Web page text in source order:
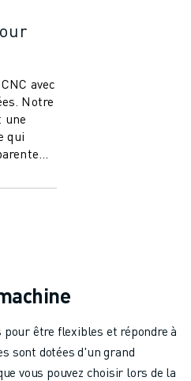
avec
Notre
une
qui
être flexibles et répondre à
sont dotées d'un grand
vous pouvez choisir lors de la